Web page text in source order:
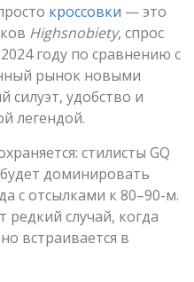
кроссовки — это
Highsnobiety, спрос
году по сравнению с
рынок новыми
силуэт, удобство и
легендой.
стилисты GQ
доминировать
с отсылками к 80–90-м.
редкий случай, когда
встраивается в